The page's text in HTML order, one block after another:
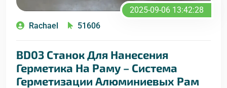
2025-09-06 13:42:28
Rachael
51606
BD03 Станок Для Нанесения
Герметика На Раму – Система
Герметизации Алюминиевых Рам